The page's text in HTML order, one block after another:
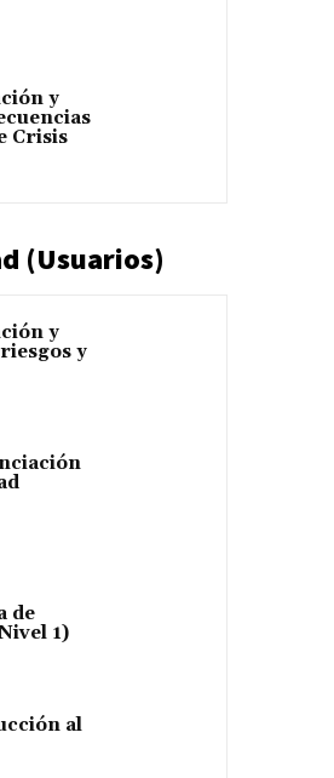
y
Crisis
(Usuarios)
y
y
de
1)
al